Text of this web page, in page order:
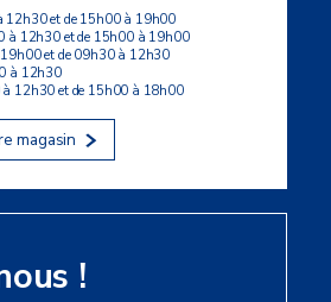
12h30 et de 15h00 à 19h00
à 12h30 et de 15h00 à 19h00
19h00 et de 09h30 à 12h30
à 12h30
à 12h30 et de 15h00 à 18h00
magasin
!